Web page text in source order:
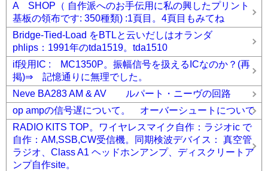
A SHOP（ 自作派へのお手伝用に私の興したプリント
基板の領布です: 350種類) :1頁目。4頁目もみてね
Bridge-Tied-Load をBTLと云いだしはオランダ
phlips：1991年のtda1519。tda1510
if段用IC : MC1350P。振幅信号を扱えるICなのか？(再
掲)⇒ 記憶通りに無理でした。
Neve BA283 AM & AV ルパート・ニーヴの回路
op ampの信号遅について。 オーバーシュートについて
RADIO KITS TOP。ワイヤレスマイク自作：ラジオic で
自作：AM,SSB,CW受信機。同期検波デバイス： 真空管
ラジオ、Class A1 ヘッドホンアンプ、ディスクリートア
ンプ自作site。